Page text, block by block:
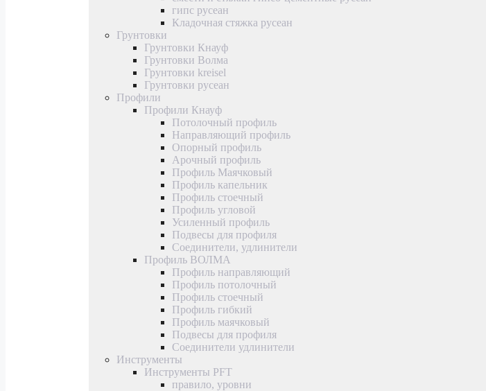
гипс русеан
Кладочная стяжка русеан
Грунтовки
Грунтовки Кнауф
Грунтовки Волма
Грунтовки kreisel
Грунтовки русеан
Профили
Профили Кнауф
Потолочный профиль
Направляющий профиль
Опорный профиль
Арочный профиль
Профиль Маячковый
Профиль капельник
Профиль стоечный
Профиль угловой
Усиленный профиль
Подвесы для профиля
Соединители, удлинители
Профиль ВОЛМА
Профиль направляющий
Профиль потолочный
Профиль стоечный
Профиль гибкий
Профиль маячковый
Подвесы для профиля
Соединители удлинители
Инструменты
Инструменты PFT
правило, уровни